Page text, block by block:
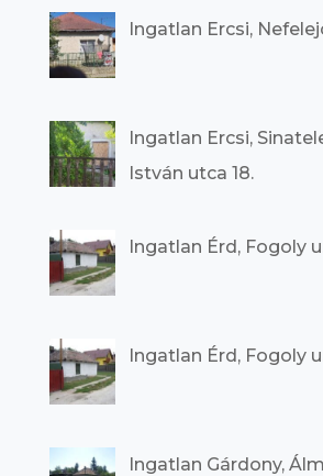
Ingatlan Ercsi,
Ingatlan Ercsi,
István utca 18.
Ingatlan Érd, Fogoly
Ingatlan Érd, Fogoly
Ingatlan Gárdony,